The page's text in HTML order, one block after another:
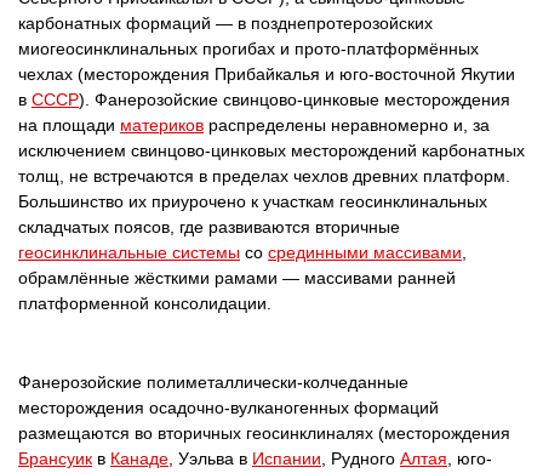
карбонатных формаций — в позднепротерозойских
миогеосинклинальных прогибах и прото-платформённых
чехлах (месторождения Прибайкалья и юго-восточной Якутии
в CCCP). Фанерозойские свинцово-цинковые месторождения
на площади материков распределены неравномерно и, за
исключением свинцово-цинковых месторождений карбонатных
толщ, не встречаются в пределах чехлов древних платформ.
Большинство их приурочено к участкам геосинклинальных
складчатых поясов, где развиваются вторичные
геосинклинальные системы со срединными массивами
обрамлённые жёсткими рамами — массивами ранней
платформенной консолидации.
Фанерозойские полиметаллически-колчеданные
месторождения осадочно-вулканогенных формаций
размещаются во вторичных геосинклиналях (месторождения
Брансуик в Канаде , Уэльва в Испании , Рудного Алтая , юго-